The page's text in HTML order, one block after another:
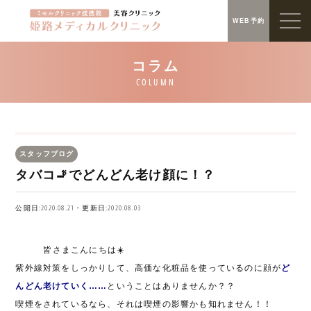
WEB予約
スタッフブログ
タバコ🚬でどんどん老け顔に！？
公開日:2020.08.21・更新日:2020.08.03
皆さまこんにちは☀️
紫外線対策をしっかりして、高価な化粧品を使っているのに顔が ど
んどん老けていく …… ということはありませんか？？
喫煙をされているなら、それは喫煙の影響かも知れません！！